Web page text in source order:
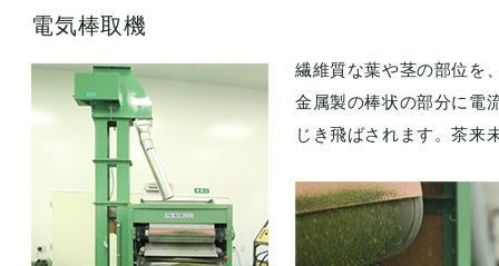
電気棒取機
繊維質な葉や茎の部位を
金属製の棒状の部分に電
じき飛ばされます。茶来